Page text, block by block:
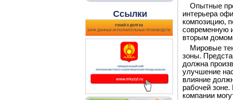
Ссылки
Опытные
интерьера
композицию,
современную
вторым
Мировые
зоны.
должна
улучшение
влияние
рабочей
компании